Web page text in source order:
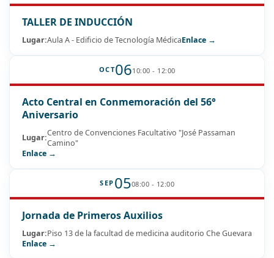
TALLER DE INDUCCIÓN
Lugar:Aula A - Edificio de Tecnología MédicaEnlace →
OCT0610:00 - 12:00
Acto Central en Conmemoración del 56°
Aniversario
Lugar:Centro de Convenciones Facultativo "José Passaman
Camino"
Enlace →
SEP 0508:00 - 12:00
Jornada de Primeros Auxilios
Lugar:Piso 13 de la facultad de medicina auditorio Che Guevara
Enlace →